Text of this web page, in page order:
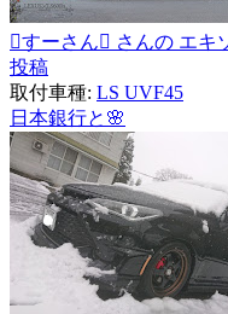
すーさん さんの エキ
投稿
取付車種: LS UVF45
日本銀行と🌸